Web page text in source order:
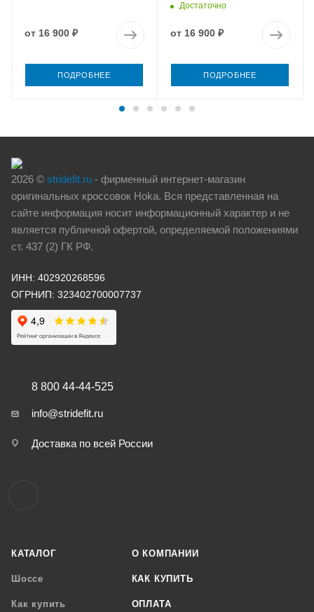
от 16 900 ₽
ПОДРОБНЕЕ
Достаточно
от 16 900 ₽
ПОДРОБНЕЕ
2026 © stridefit.ru - фирменный интернет-магазин
оригинальных кроссовок Hoka. Вся представленная на
сайте информация носит информационный характер и не
является публичной офертой, определяемой положениями
ст. 437 (2) ГК РФ.
ИНН: 402920268596
ОГРНИП: 323402700007737
КАТАЛОГ
Шоссе
Как купить
О КОМПАНИИ
КАК КУПИТЬ
ОПЛАТА
8 800 44-44-525
info@stridefit.ru
Доставка по всей России